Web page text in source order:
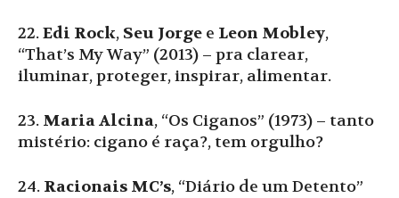
22.Edi Rock, Seu Jorge e Leon Mobley,
“That’s My Way” (2013) – pra clarear,
iluminar, proteger, inspirar, alimentar.
23. Maria Alcina, “Os Ciganos” (1973) – tanto
mistério: cigano é raça?, tem orgulho?
24. Racionais MC’s, “Diário de um Detento”